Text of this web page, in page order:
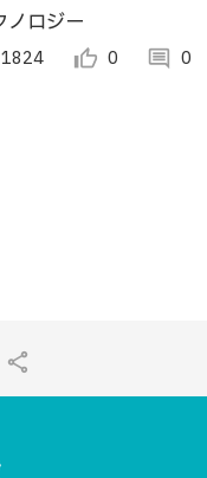
ノロジー
1824 thumb_up_alt 0 comment 0
share